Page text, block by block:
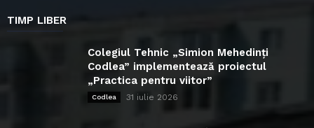
TIMP LIBER
Colegiul Tehnic „Simion Mehedinți
Codlea” implementează proiectul
„Practica pentru viitor”
Codlea 31 iulie 2026